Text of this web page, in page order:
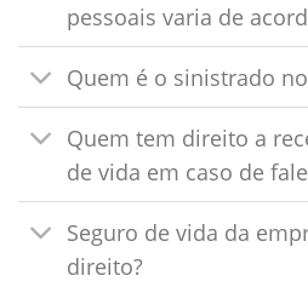
pessoais varia de
Quem é o sinistrado
Quem tem direito a
de vida em caso de
Seguro de vida da
direito?